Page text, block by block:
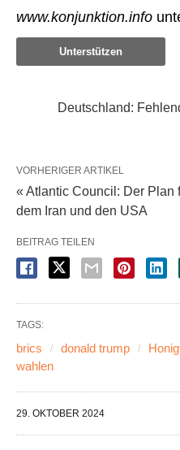
www.konjunktion.info
Unterstützen
Deutschland:
VORHERIGER ARTIKEL
« Atlantic Council: Der Plan
dem Iran und den USA
BEITRAG TEILEN
TAGS:
brics donald trump
wahlen
29. OKTOBER 2024